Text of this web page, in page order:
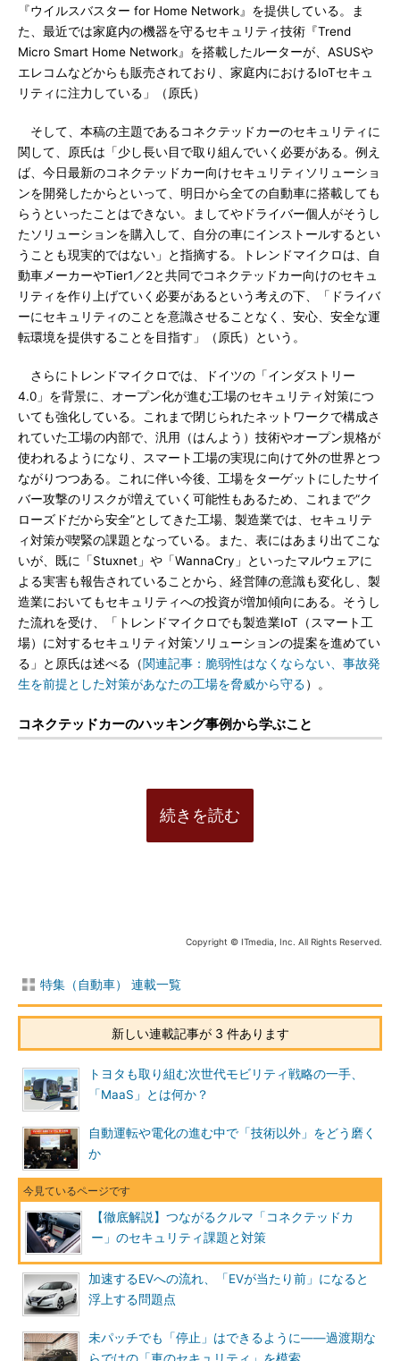
『ウイルスバスター for Home Network』を提供している。ま
た、最近では家庭内の機器を守るセキュリティ技術『Trend
Micro Smart Home Network』を搭載したルーターが、ASUSや
エレコムなどからも販売されており、家庭内におけるIoTセキュ
リティに注力している」（原氏）
そして、本稿の主題であるコネクテッドカーのセキュリティに
関して、原氏は「少し長い目で取り組んでいく必要がある。例え
ば、今日最新のコネクテッドカー向けセキュリティソリューショ
ンを開発したからといって、明日から全ての自動車に搭載しても
らうといったことはできない。ましてやドライバー個人がそうし
たソリューションを購入して、自分の車にインストールするとい
うことも現実的ではない」と指摘する。トレンドマイクロは、自
動車メーカーやTier1／2と共同でコネクテッドカー向けのセキュ
リティを作り上げていく必要があるという考えの下、「ドライバ
ーにセキュリティのことを意識させることなく、安心、安全な運
転環境を提供することを目指す」（原氏）という。
さらにトレンドマイクロでは、ドイツの「インダストリー
4.0」を背景に、オープン化が進む工場のセキュリティ対策につ
いても強化している。これまで閉じられたネットワークで構成さ
れていた工場の内部で、汎用（はんよう）技術やオープン規格が
使われるようになり、スマート工場の実現に向けて外の世界とつ
ながりつつある。これに伴い今後、工場をターゲットにしたサイ
バー攻撃のリスクが増えていく可能性もあるため、これまで“ク
ローズドだから安全”としてきた工場、製造業では、セキュリテ
ィ対策が喫緊の課題となっている。また、表にはあまり出てこな
いが、既に「Stuxnet」や「WannaCry」といったマルウェアに
よる実害も報告されていることから、経営陣の意識も変化し、製
造業においてもセキュリティへの投資が増加傾向にある。そうし
た流れを受け、「トレンドマイクロでも製造業IoT（スマート工
場）に対するセキュリティ対策ソリューションの提案を進めてい
る」と原氏は述べる（関連記事：脆弱性はなくならない、事故発
生を前提とした対策があなたの工場を脅威から守る）。
コネクテッドカーのハッキング事例から学ぶこと
続きを読む
Copyright © ITmedia, Inc. All Rights Reserved.
特集（自動車） 連載一覧
新しい連載記事が 3 件あります
トヨタも取り組む次世代モビリティ戦略の一手、
「MaaS」とは何か？
自動運転や電化の進む中で「技術以外」をどう磨く
か
【徹底解説】つながるクルマ「コネクテッドカ
ー」のセキュリティ課題と対策
加速するEVへの流れ、「EVが当たり前」になると
浮上する問題点
未パッチでも「停止」はできるように――過渡期な